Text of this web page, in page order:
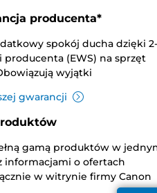
producenta*
spokój ducha dzięki 2-
(EWS) na sprzęt
wyjątki
gwarancji
gamą produktów w
informacjami o ofertach
w witrynie firmy Canon